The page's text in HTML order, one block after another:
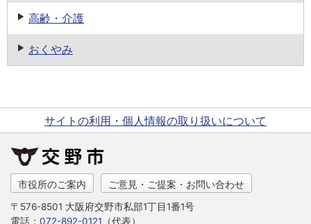
高齢・介護
おくやみ
サイトの利用・個人情報の取り扱いについて
市役所のご案内 ご意見・ご提案・お問い合わせ
〒576-8501 大阪府交野市私部1丁目1番1号
電話： 072-892-0121 （代表）